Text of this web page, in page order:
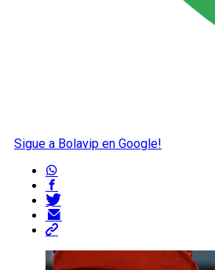
Sigue a Bolavip en Google!